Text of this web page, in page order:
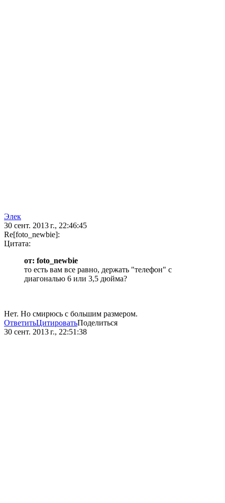
Элек
30 сент. 2013 г., 22:46:45
Re[foto_newbie]:
Цитата:
от: foto_newbie
то есть вам все равно, держать "телефон" с
диагональю 6 или 3,5 дюйма?
Нет. Но смирюсь с большим размером.
ОтветитьЦитироватьПоделиться
30 сент. 2013 г., 22:51:38